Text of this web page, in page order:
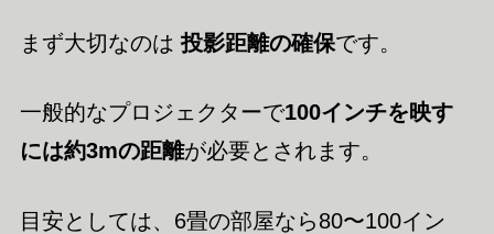
まず大切なのは 投影距離の確保です。
一般的なプロジェクターで100インチを映す
には約3mの距離が必要とされます。
目安としては、6畳の部屋なら80〜100イン